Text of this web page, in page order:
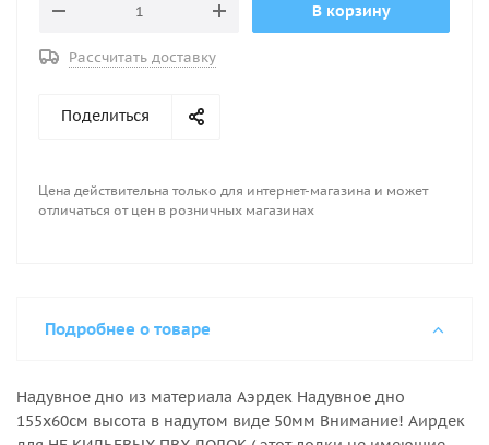
В корзину
Рассчитать доставку
Поделиться
Цена действительна только для интернет-магазина и может
отличаться от цен в розничных магазинах
Подробнее о товаре
Надувное дно из материала Аэрдек Надувное дно
155х60см высота в надутом виде 50мм Внимание! Аирдек